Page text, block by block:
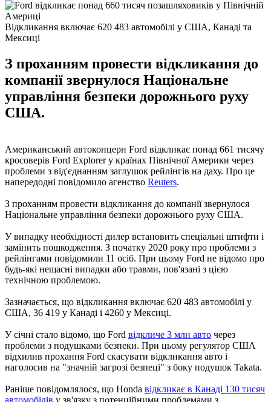
Відкликання включає 620 483 автомобілі у США, Канаді та
Мексиці
З проханням провести відкликання до
компанії звернулося Національне
управління безпеки дорожнього руху
США.
Американський автоконцерн Ford відкликає понад 661 тисячу
кросоверів Ford Explorer у країнах Північної Америки через
проблеми з від'єднанням заглушок рейлінгів на даху. Про це
напередодні повідомило агенство Reuters.
З проханням провести відкликання до компанії звернулося
Національне управління безпеки дорожнього руху США.
У випадку необхідності дилер встановить спеціальні штифти і
замінить пошкодження. З початку 2020 року про проблеми з
рейлінгами повідомили 11 осіб. При цьому Ford не відомо про
будь-які нещасні випадки або травми, пов'язані з цією
технічною проблемою.
Зазначається, що відкликання включає 620 483 автомобілі у
США, 36 419 у Канаді і 4260 у Мексиці.
У січні стало відомо, що Ford відкличе 3 млн авто через
проблеми з подушками безпеки. При цьому регулятор США
відхилив прохання Ford скасувати відкликання авто і
наголосив на "значній загрозі безпеці" з боку подушок Takata.
Раніше повідомлялося, що Honda відкликає в Канаді 130 тисяч
автомобілів у зв'язку з потенційними проблемами з